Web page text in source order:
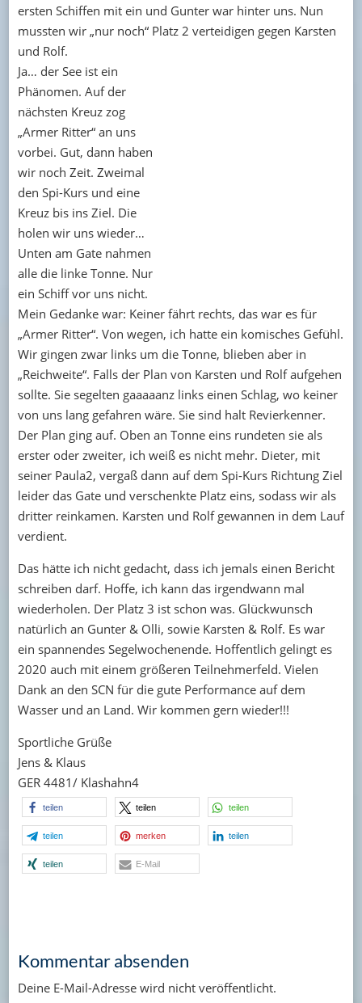
ersten Schiffen mit ein und Gunter war hinter uns. Nun
mussten wir „nur noch“ Platz 2 verteidigen gegen Karsten
und Rolf.
Ja… der See ist ein
Phänomen. Auf der
nächsten Kreuz zog
„Armer Ritter“ an uns
vorbei. Gut, dann haben
wir noch Zeit. Zweimal
den Spi-Kurs und eine
Kreuz bis ins Ziel. Die
holen wir uns wieder…
Unten am Gate nahmen
alle die linke Tonne. Nur
ein Schiff vor uns nicht.
Mein Gedanke war: Keiner fährt rechts, das war es für
„Armer Ritter“. Von wegen, ich hatte ein komisches Gefühl.
Wir gingen zwar links um die Tonne, blieben aber in
„Reichweite“. Falls der Plan von Karsten und Rolf aufgehen
sollte. Sie segelten gaaaaanz links einen Schlag, wo keiner
von uns lang gefahren wäre. Sie sind halt Revierkenner.
Der Plan ging auf. Oben an Tonne eins rundeten sie als
erster oder zweiter, ich weiß es nicht mehr. Dieter, mit
seiner Paula2, vergaß dann auf dem Spi-Kurs Richtung Ziel
leider das Gate und verschenkte Platz eins, sodass wir als
dritter reinkamen. Karsten und Rolf gewannen in dem Lauf
verdient.
Das hätte ich nicht gedacht, dass ich jemals einen Bericht
schreiben darf. Hoffe, ich kann das irgendwann mal
wiederholen. Der Platz 3 ist schon was. Glückwunsch
natürlich an Gunter & Olli, sowie Karsten & Rolf. Es war
ein spannendes Segelwochenende. Hoffentlich gelingt es
2020 auch mit einem größeren Teilnehmerfeld. Vielen
Dank an den SCN für die gute Performance auf dem
Wasser und an Land. Wir kommen gern wieder!!!
Sportliche Grüße
Jens & Klaus
GER 4481/ Klashahn4
teilen teilen teilen
teilen merken teilen
teilen E-Mail
Kommentar absenden
Deine E-Mail-Adresse wird nicht veröffentlicht.